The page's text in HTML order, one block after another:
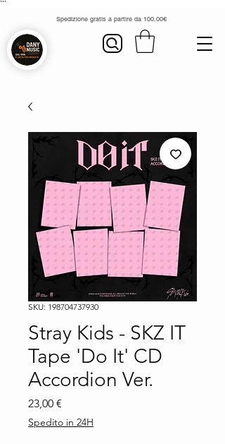
```
Spedizione gratis a partire da 100.00€
SKU: 198704737930
Stray Kids - SKZ IT
Tape 'Do It' CD
Accordion Ver.
23,00 €
Spedito in 24H